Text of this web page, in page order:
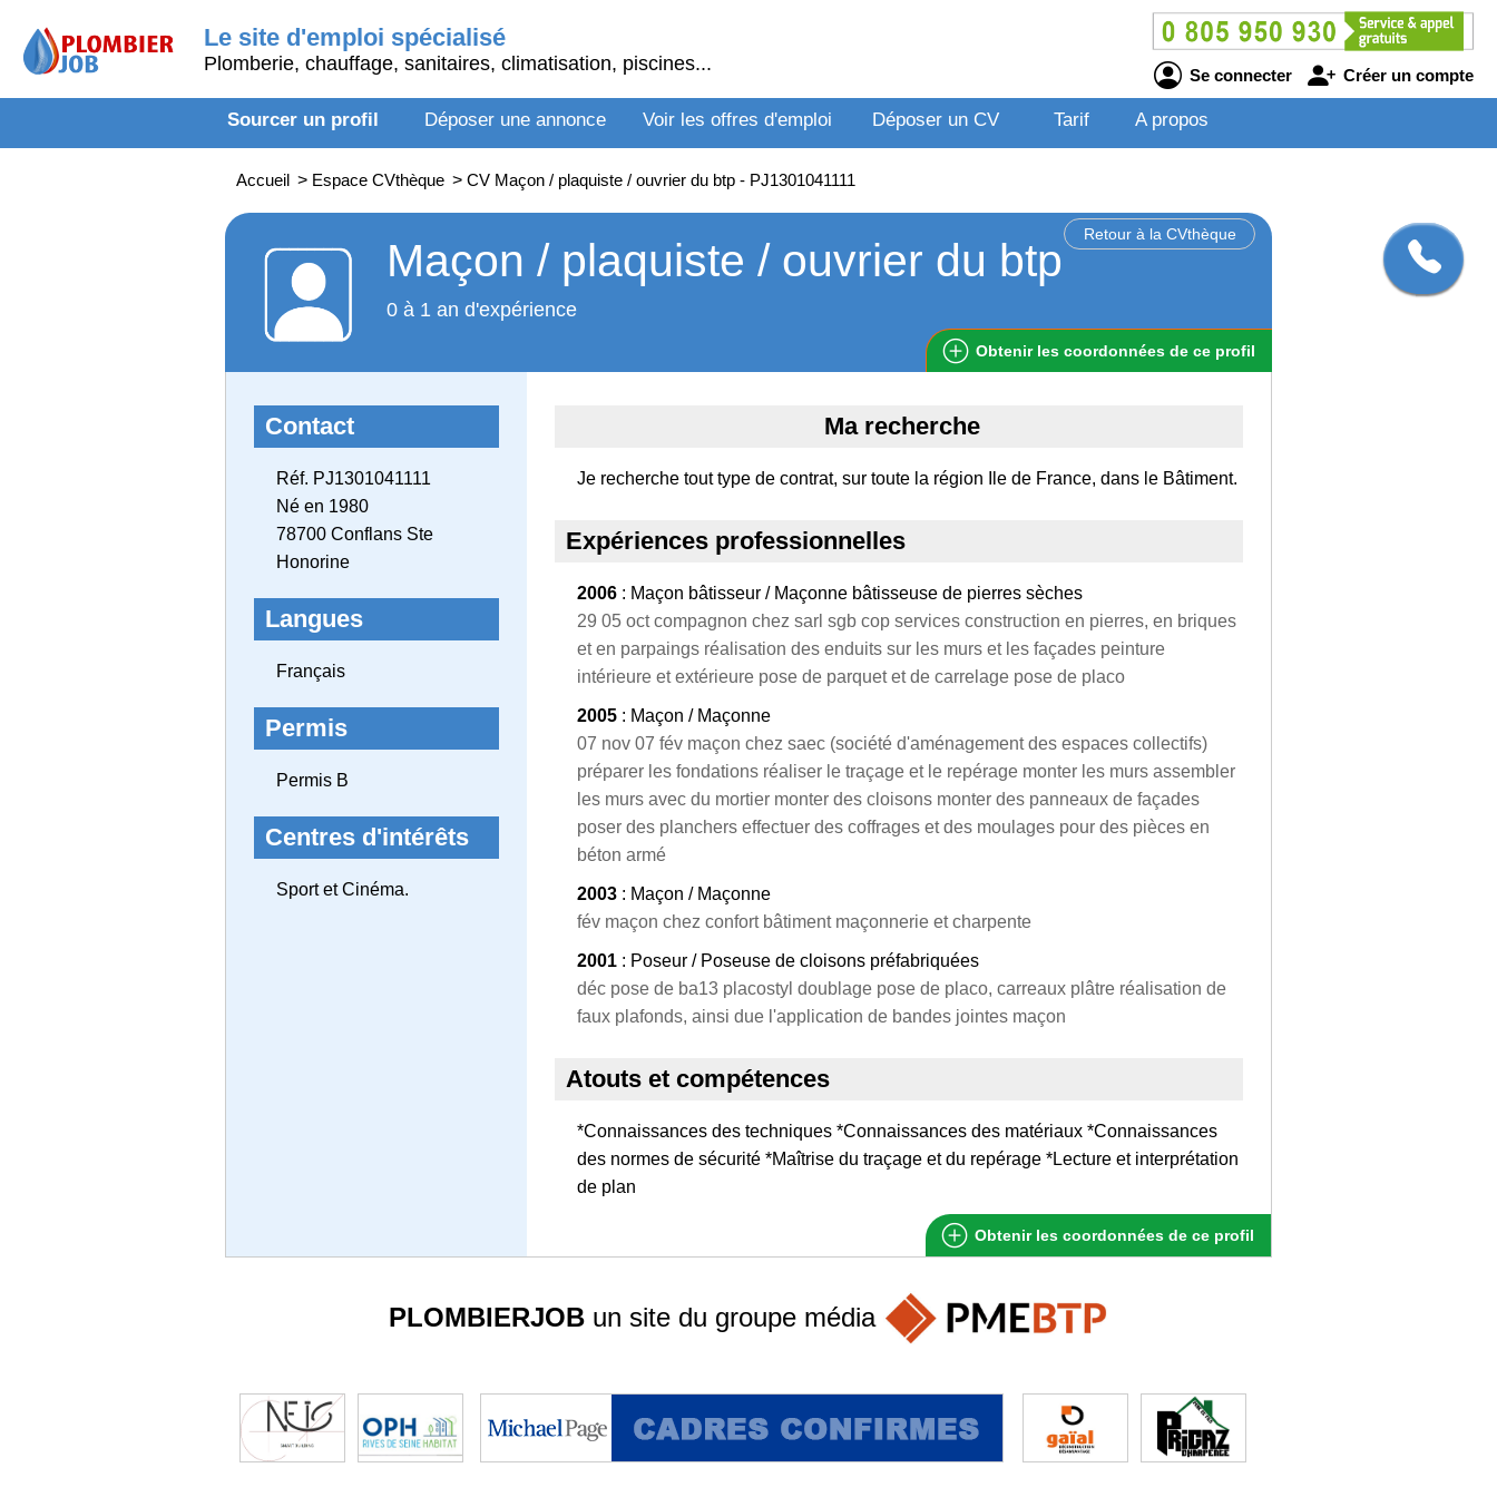
Le site d'emploi spécialisé
Plomberie, chauffage, sanitaires, climatisation, piscines...
Se connecter Créer un compte
Sourcer un profil Déposer une annonce Voir les offres d'emploi Déposer un CV Tarif A propos
Accueil > Espace CVthèque > CV Maçon / plaquiste / ouvrier du btp - PJ1301041111
Retour à la CVthèque
Maçon / plaquiste / ouvrier du btp
0 à 1 an d'expérience
Obtenir les coordonnées de ce profil
Contact
Réf. PJ1301041111
Né en 1980
78700 Conflans Ste
Honorine
Langues
Français
Permis
Permis B
Centres d'intérêts
Sport et Cinéma.
Ma recherche
Je recherche tout type de contrat, sur toute la région Ile de France, dans le Bâtiment.
Expériences professionnelles
2006 : Maçon bâtisseur / Maçonne bâtisseuse de pierres sèches
29 05 oct compagnon chez sarl sgb cop services construction en pierres, en briques
et en parpaings réalisation des enduits sur les murs et les façades peinture
intérieure et extérieure pose de parquet et de carrelage pose de placo
2005 : Maçon / Maçonne
07 nov 07 fév maçon chez saec (société d'aménagement des espaces collectifs)
préparer les fondations réaliser le traçage et le repérage monter les murs assembler
les murs avec du mortier monter des cloisons monter des panneaux de façades
poser des planchers effectuer des coffrages et des moulages pour des pièces en
béton armé
2003 : Maçon / Maçonne
fév maçon chez confort bâtiment maçonnerie et charpente
2001 : Poseur / Poseuse de cloisons préfabriquées
déc pose de ba13 placostyl doublage pose de placo, carreaux plâtre réalisation de
faux plafonds, ainsi due l'application de bandes jointes maçon
Atouts et compétences
*Connaissances des techniques *Connaissances des matériaux *Connaissances
des normes de sécurité *Maîtrise du traçage et du repérage *Lecture et interprétation
de plan
Obtenir les coordonnées de ce profil
PLOMBIERJOBun site du groupe média